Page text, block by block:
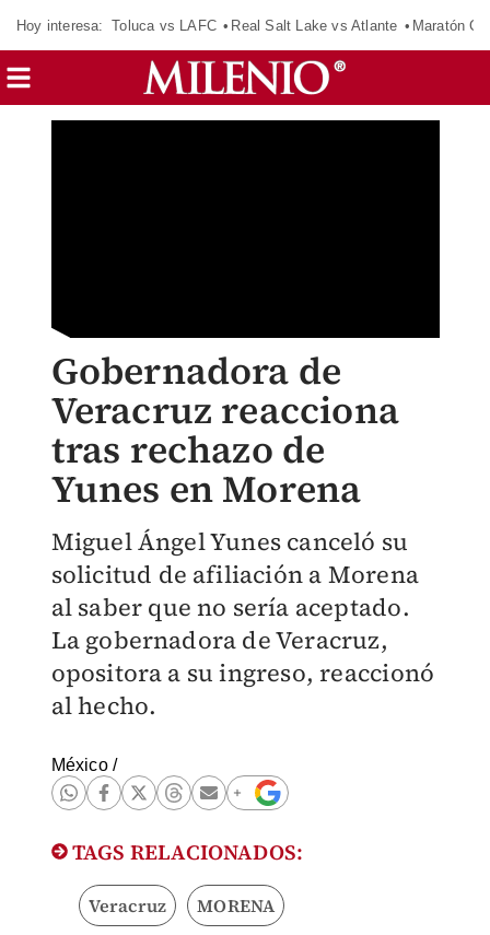
Hoy interesa: Toluca vs LAFC Real Salt Lake vs Atlante Maratón
Gobernadora de
Veracruz reacciona
tras rechazo de
Yunes en Morena
Miguel Ángel Yunes canceló su
solicitud de afiliación a Morena
al saber que no sería aceptado.
La gobernadora de Veracruz,
opositora a su ingreso, reaccionó
al hecho.
México/
TAGS RELACIONADOS:
Veracruz MORENA